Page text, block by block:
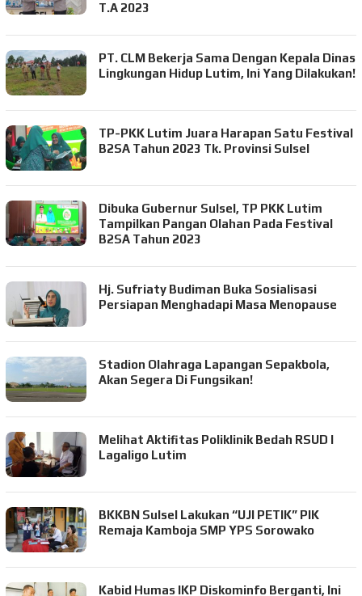
T.A 2023
PT. CLM Bekerja Sama Dengan Kepala Dinas
Lingkungan Hidup Lutim, Ini Yang Dilakukan!
TP-PKK Lutim Juara Harapan Satu Festival
B2SA Tahun 2023 Tk. Provinsi Sulsel
Dibuka Gubernur Sulsel, TP PKK Lutim
Tampilkan Pangan Olahan Pada Festival
B2SA Tahun 2023
Hj. Sufriaty Budiman Buka Sosialisasi
Persiapan Menghadapi Masa Menopause
Stadion Olahraga Lapangan Sepakbola,
Akan Segera Di Fungsikan!
Melihat Aktifitas Poliklinik Bedah RSUD I
Lagaligo Lutim
BKKBN Sulsel Lakukan “UJI PETIK” PIK
Remaja Kamboja SMP YPS Sorowako
Kabid Humas IKP Diskominfo Berganti, Ini